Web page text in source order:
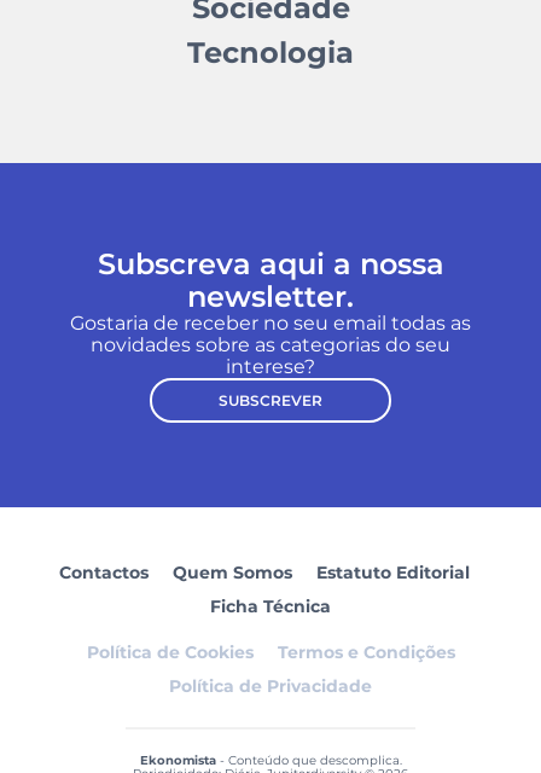
Sociedade
Tecnologia
Subscreva aqui a nossa
newsletter.
Gostaria de receber no seu email todas as
novidades sobre as categorias do seu
interese?
SUBSCREVER
Contactos Quem Somos
Estatuto Editorial
Ficha Técnica
Política de Cookies
Termos e Condições
Política de Privacidade
Ekonomista- Conteúdo que descomplica.